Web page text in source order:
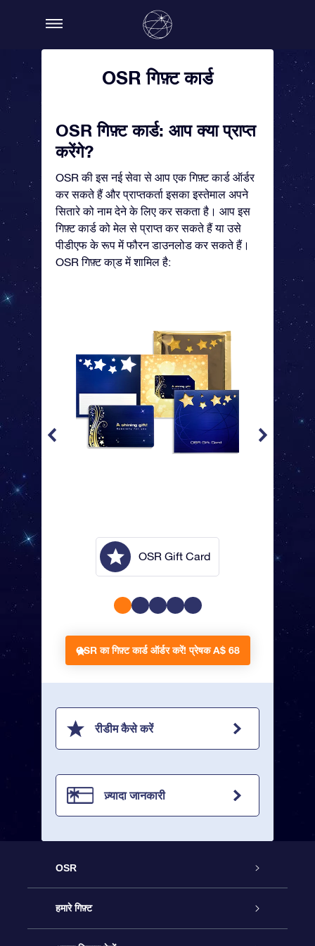
OSR गिफ़्ट कार्ड
OSR गिफ़्ट कार्ड: आप क्या प्राप्त
करेंगे?
OSR की इस नई सेवा से आप एक गिफ़्ट कार्ड ऑर्डर
कर सकते हैं और प्राप्तकर्ता इसका इस्तेमाल अपने
सितारे को नाम देने के लिए कर सकता है। आप इस
गिफ़्ट कार्ड को मेल से प्राप्त कर सकते हैं या उसे
पीडीएफ के रूप में फौरन डाउनलोड कर सकते हैं।
OSR गिफ़्ट का्ड में शामिल है:
OSR Gift Card
OSR का गिफ़्ट कार्ड ऑर्डर करें!प्रेषक A$ 68
रीडीम कैसे करें
ज़्यादा जानकारी
OSR
ग्राहक सेवा
हमारे गिफ़्ट